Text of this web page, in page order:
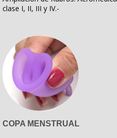
clase I, II, III y IV.-
COPA MENSTRUAL